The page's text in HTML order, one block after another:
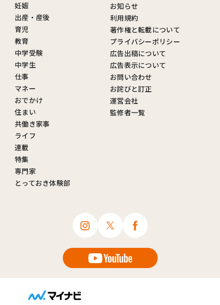
妊娠
出産・産後
育児
教育
中学受験
中学生
仕事
マネー
おでかけ
住まい
共働き家事
ライフ
連載
特集
専門家
とっておき体験部
お知らせ
利用規約
著作権と転載について
プライバシーポリシー
広告出稿について
広告表示について
お問い合わせ
お詫びと訂正
運営会社
監修者一覧